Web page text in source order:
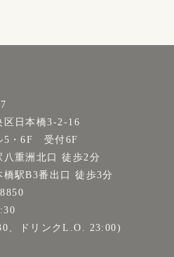
区日本橋3-2-16
5・6F 受付6F
八重洲北口 徒歩2分
橋駅B3番出口 徒歩3分
、ドリンクL.O. 23:00)